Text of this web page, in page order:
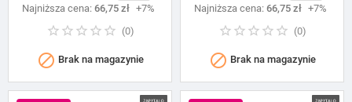
podstawowa
Najniższa cena: 66,75 zł +7%
(0)
 Brak na magazynie
podstawowa
Najniższa cena: 66,75 zł +7%
(0)
 Brak na magazynie